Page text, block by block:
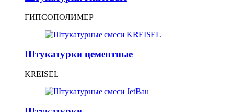
ГИПСОПОЛИМЕР
Штукатурки цементные
KREISEL